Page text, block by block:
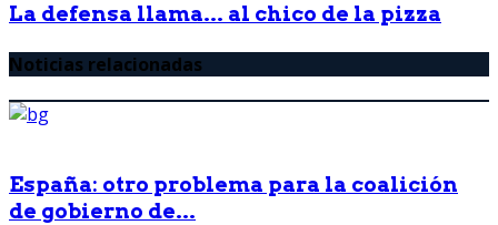
La defensa llama... al chico de la pizza
Noticias relacionadas
España: otro problema para la coalición
de gobierno de...